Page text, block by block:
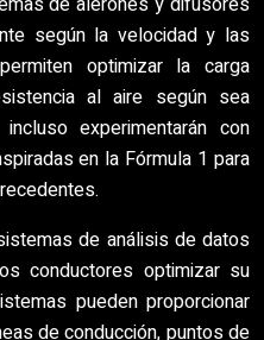
según la velocidad y las
optimizar la carga
al aire según sea
experimentarán con
en la Fórmula 1 para
de análisis de datos
conductores optimizar su
pueden proporcionar
de conducción, puntos de